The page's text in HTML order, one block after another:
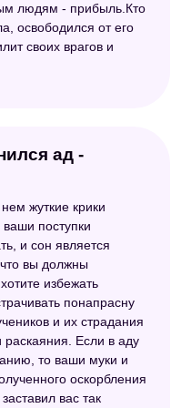
людям - прибыль.Кто
освободился от его
своих врагов и
ад -
жуткие крики
поступки
и сон является
вы должны
избежать
понапрасну
и их страдания
Если в аду
то ваши муки и
оскорбления
вас так